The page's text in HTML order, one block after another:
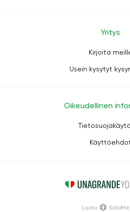
Yritys
Kirjoita
Usein kysytyt
Oikeudellinen
Luotu